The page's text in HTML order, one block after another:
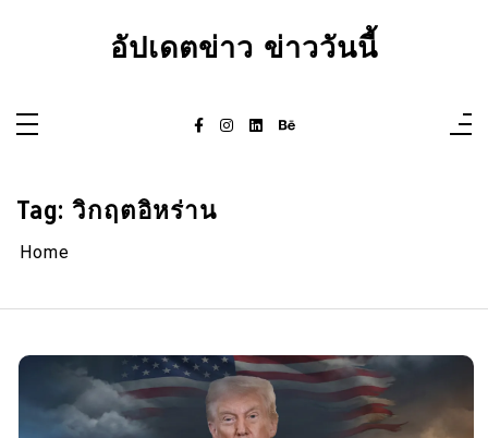
อัปเดตข่าว ข่าววันนี้
Tag: วิกฤตอิหร่าน
Home